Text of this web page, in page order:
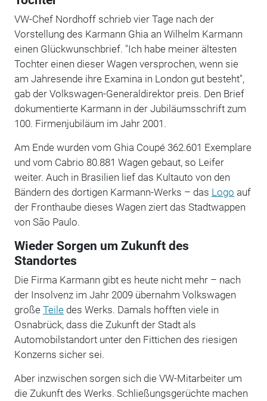
VW-Chef Nordhoff schrieb vier Tage nach der
Vorstellung des Karmann Ghia an Wilhelm Karmann
einen Glückwunschbrief. "Ich habe meiner ältesten
Tochter einen dieser Wagen versprochen, wenn sie
am Jahresende ihre Examina in London gut besteht",
gab der Volkswagen-Generaldirektor preis. Den Brief
dokumentierte Karmann in der Jubiläumsschrift zum
100. Firmenjubiläum im Jahr 2001.
Am Ende wurden vom Ghia Coupé 362.601 Exemplare
und vom Cabrio 80.881 Wagen gebaut, so Leifer
weiter. Auch in Brasilien lief das Kultauto von den
Bändern des dortigen Karmann-Werks – das Logo auf
der Fronthaube dieses Wagen ziert das Stadtwappen
von São Paulo.
Wieder Sorgen um Zukunft des
Standortes
Die Firma Karmann gibt es heute nicht mehr – nach
der Insolvenz im Jahr 2009 übernahm Volkswagen
große Teiledes Werks. Damals hofften viele in
Osnabrück, dass die Zukunft der Stadt als
Automobilstandort unter den Fittichen des riesigen
Konzerns sicher sei.
Aber inzwischen sorgen sich die VW-Mitarbeiter um
die Zukunft des Werks. Schließungsgerüchte machen